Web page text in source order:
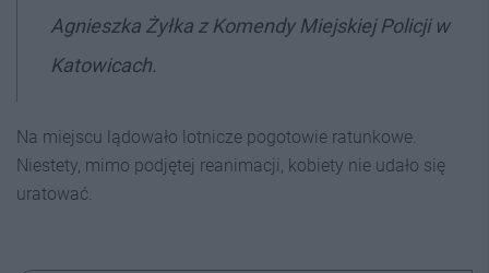
Agnieszka Żyłka z Komendy Miejskiej Policji w
Katowicach.
Na miejscu lądowało lotnicze pogotowie ratunkowe.
Niestety, mimo podjętej reanimacji, kobiety nie udało się
uratować.